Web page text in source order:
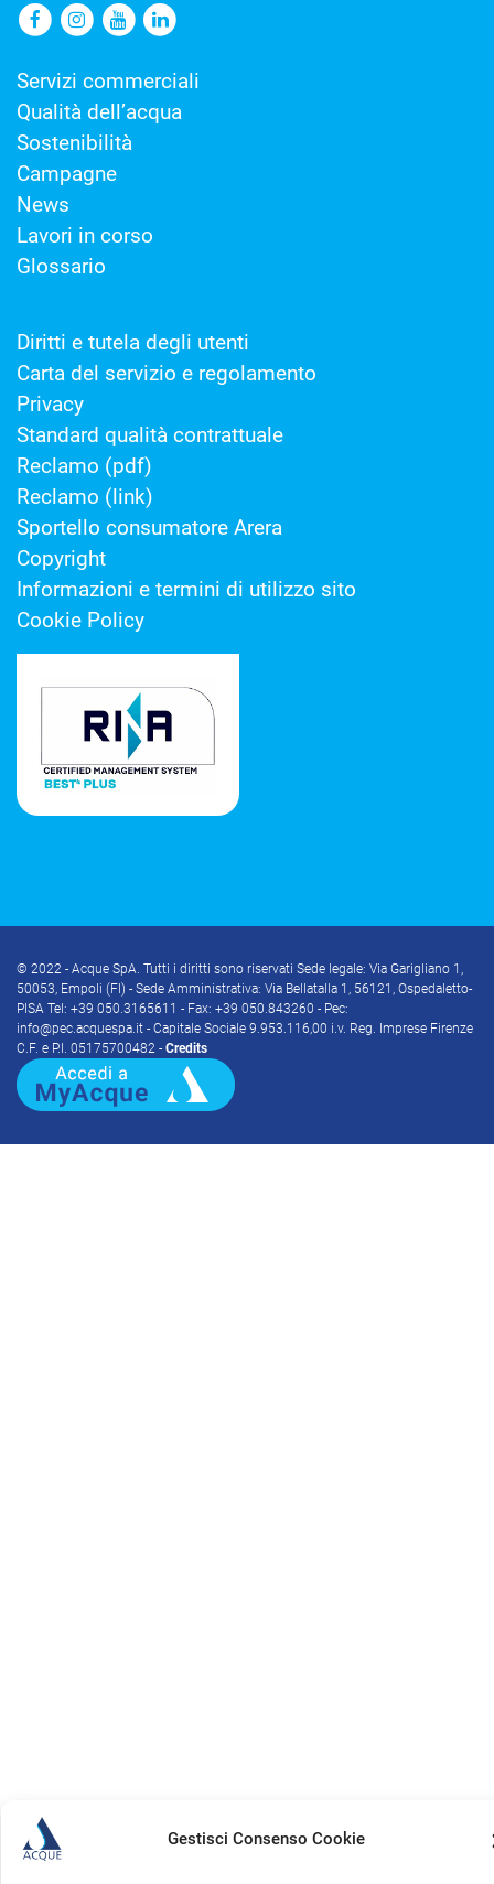
Gestisci Consenso Cookie
Servizi commerciali
Qualità dell’acqua
Sostenibilità
Campagne
News
Lavori in corso
Glossario
Diritti e tutela degli utenti
Carta del servizio e regolamento
Privacy
Standard qualità contrattuale
Reclamo (pdf)
Reclamo (link)
Sportello consumatore Arera
Copyright
Informazioni e termini di utilizzo sito
Cookie Policy
© 2022 - Acque SpA. Tutti i diritti sono riservati Sede legale: Via Garigliano 1,
50053, Empoli (FI) - Sede Amministrativa: Via Bellatalla 1, 56121, Ospedaletto-
PISA Tel: +39 050.3165611 - Fax: +39 050.843260 - Pec:
info@pec.acquespa.it - Capitale Sociale 9.953.116,00 i.v. Reg. Imprese Firenze
C.F. e P.I. 05175700482 - Credits